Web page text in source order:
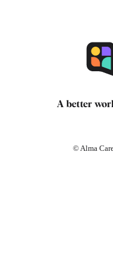
A better
© Alma